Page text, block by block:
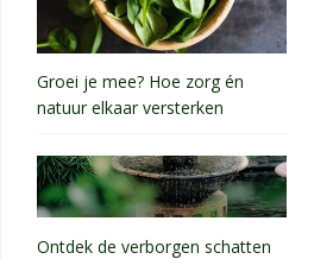
Groei je mee? Hoe zorg én
natuur elkaar versterken
Ontdek de verborgen schatten